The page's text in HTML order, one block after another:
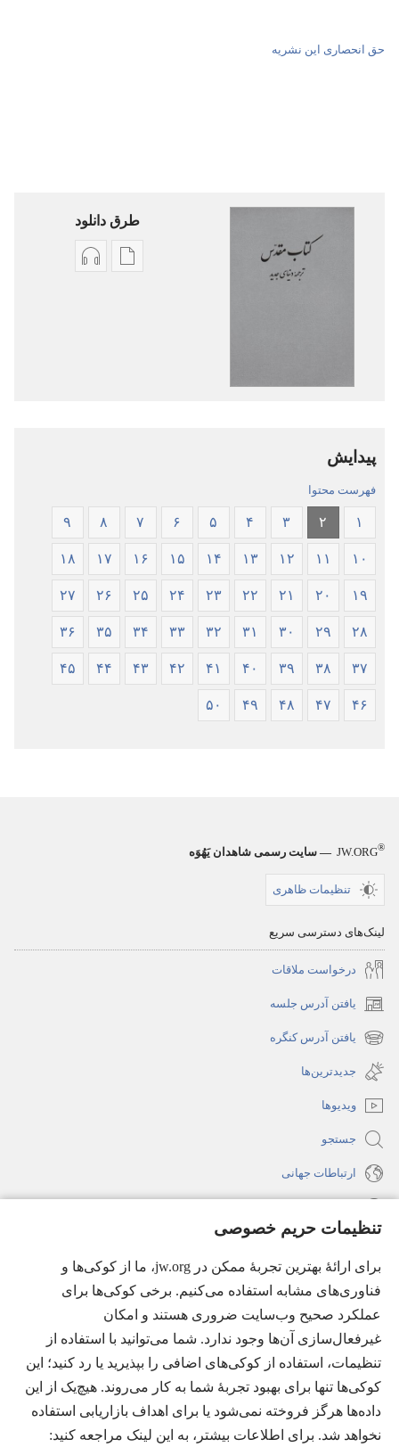
تنظیمات حریم خصوصی
برای ارائهٔ بهترین تجربهٔ ممکن در jw.org، ما از کوکی‌ها و
فناوری‌های مشابه استفاده می‌کنیم. برخی کوکی‌ها برای
عملکرد صحیح وب‌سایت ضروری هستند و امکان
غیرفعال‌سازی آن‌ها وجود ندارد. شما می‌توانید با استفاده از
تنظیمات، استفاده از کوکی‌های اضافی را بپذیرید یا رد کنید؛ این
کوکی‌ها تنها برای بهبود تجربهٔ شما به کار می‌روند. هیچ‌یک از این
داده‌ها هرگز فروخته نمی‌شود یا برای اهداف بازاریابی استفاده
نخواهد شد. برای اطلاعات بیشتر، به این لینک مراجعه کنید:‏
حق انحصاری این نشریه
طرق دانلود
گزینۀ گزینۀ
پیدایش
فهرست محتوا
۱ ۲ ۳ ۴ ۵ ۶ ۷ ۸ ۹
۱۰ ۱۱ ۱۲ ۱۳ ۱۴ ۱۵ ۱۶ ۱۷ ۱۸
۱۹ ۲۰ ۲۱ ۲۲ ۲۳ ۲۴ ۲۵ ۲۶ ۲۷
۲۸ ۲۹ ۳۰ ۳۱ ۳۲ ۳۳ ۳۴ ۳۵ ۳۶
۳۷ ۳۸ ۳۹ ۴۰ ۴۱ ۴۲ ۴۳ ۴۴ ۴۵
۴۶ ۴۷ ۴۸ ۴۹ ۵۰
JW.ORG® — سایت رسمی شاهدان یَهُوَه
تنظیمات ظاهری
لینک‌های دسترسی سریع
درخواست ملاقات
یافتن آدرس جلسه
(پنجره‌ای
جدید
می‌شود)
یافتن آدرس کنگره
(پنجره‌ای
جدید
باز
می‌شود)
جدیدترین‌ها
ویدیوها
جستجو
ارتباطات جهانی
(پنجره‌ای
جدید
می‌شود)
(پنجره‌ای
جدید
می‌شود)
JW Hub
®
(پنجره‌ای
باز
می‌شود)
®
JW Library
Watchtower Library